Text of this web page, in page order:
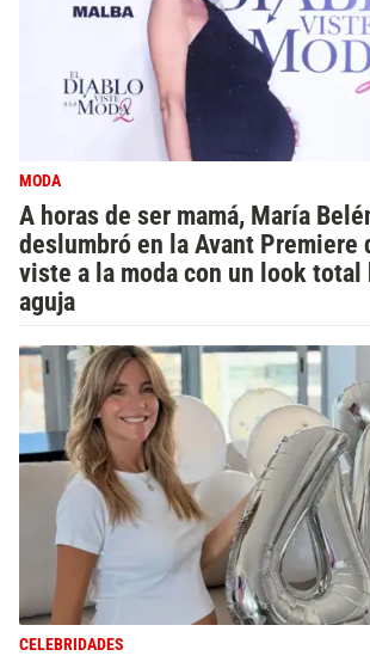
MODA
A horas de ser mamá, María
deslumbró en la Avant Premiere
viste a la moda con un look total
aguja
CELEBRIDADES